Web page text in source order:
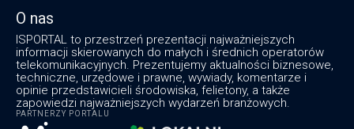
O nas
ISPORTAL to przestrzeń prezentacji najważniejszych
informacji skierowanych do małych i średnich operatorów
telekomunikacyjnych. Prezentujemy aktualności biznesowe,
techniczne, urzędowe i prawne, wywiady, komentarze i
opinie przedstawicieli środowiska, felietony, a także
zapowiedzi najważniejszych wydarzeń branżowych.
PARTNERZY PORTALU